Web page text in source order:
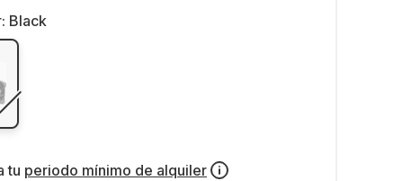
Black
tu periodo mínimo de alquiler